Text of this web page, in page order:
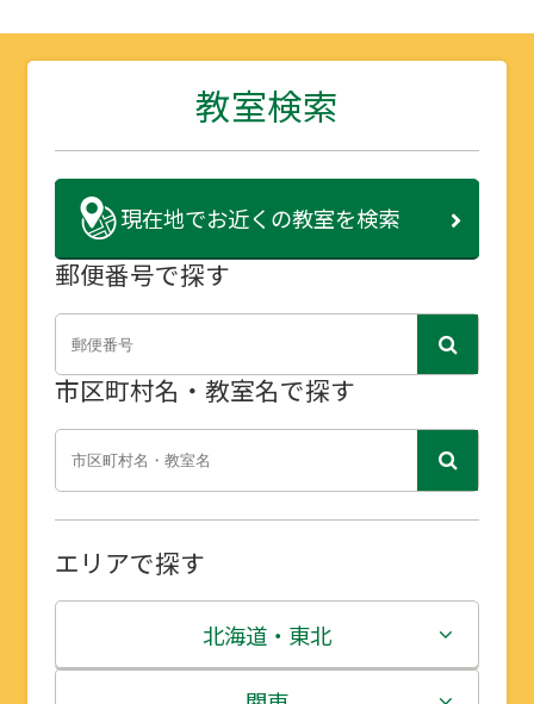
教室検索
現在地でお近くの教室を検索
郵便番号で探す
市区町村名・教室名で探す
エリアで探す
北海道・東北